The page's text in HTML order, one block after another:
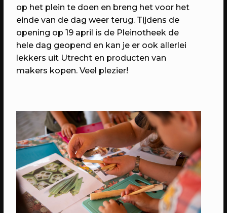
Maker
Een diner en workshop voor creatieve
makers
op het plein te doen en breng het voor het
einde van de dag weer terug. Tijdens de
opening op 19 april is de Pleinotheek de
hele dag geopend en kan je er ook allerlei
lekkers uit Utrecht en producten van
makers kopen. Veel plezier!